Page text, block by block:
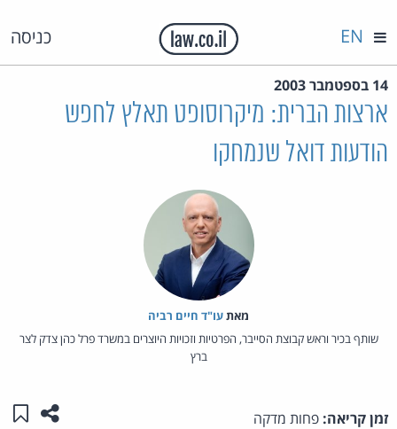
כניסה EN
14 בספטמבר 2003
ארצות הברית: מיקרוסופט תאלץ לחפש
הודעות דואל שנמחקו
מאת‏עו"ד חיים רביה
שותף בכיר וראש קבוצת הסייבר, הפרטיות וזכויות היוצרים במשרד פרל כהן צדק לצר
ברץ
זמן קריאה: פחות מדקה שתפו